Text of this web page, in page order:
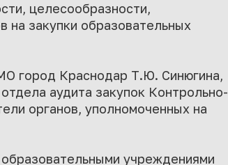
целесообразности,
на закупки образовательных
город Краснодар Т.Ю. Синюгина,
аудита закупок Контрольно-
органов, уполномоченных на
учреждениями